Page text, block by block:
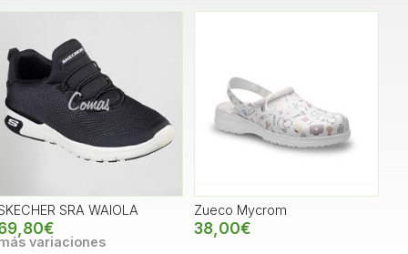
SRA WAIOLA
variaciones
Zueco Mycrom
38,00€